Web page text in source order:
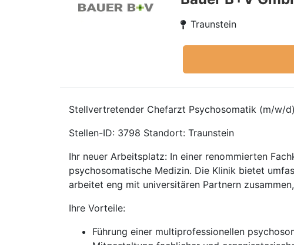
Traunstein
Stellvertretender Chefarzt Psychosomatik (m/w/d)
Stellen-ID: 3798 Standort: Traunstein
Ihr neuer Arbeitsplatz: In einer renommierten
psychosomatische Medizin. Die Klinik bietet
arbeitet eng mit universitären Partnern
Ihre Vorteile:
Führung einer multiprofessionellen